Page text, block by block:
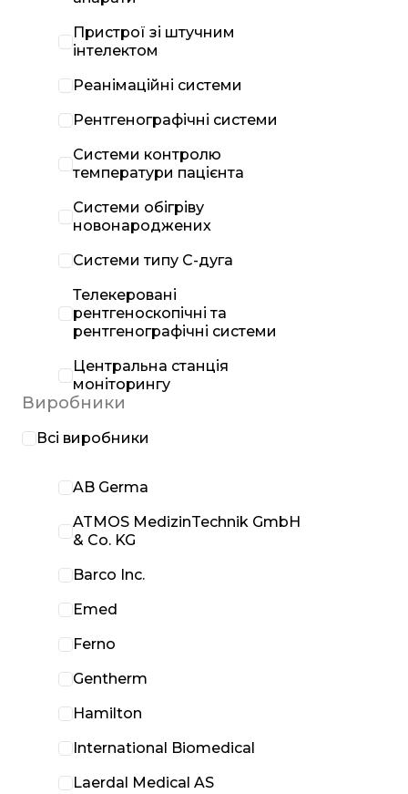
Пристрої зі штучним
інтелектом
Реанімаційні системи
Рентгенографічні системи
Системи контролю
температури пацієнта
Системи обігріву
новонароджених
Системи типу С-дуга
Телекеровані
рентгеноскопічні та
рентгенографічні системи
Центральна станція
моніторингу
Виробники
Всі виробники
AB Germa
ATMOS MedizinTechnik GmbH
& Co. KG
Barco Inc.
Emed
Ferno
Gentherm
Hamilton
International Biomedical
Laerdal Medical AS